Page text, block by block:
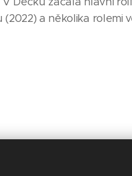
(2022) a několika rolemi
D3